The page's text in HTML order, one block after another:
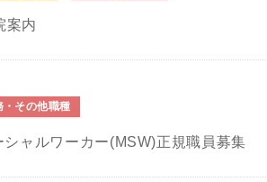
案内
・その他職種
ャルワーカー(MSW)正規職員募集